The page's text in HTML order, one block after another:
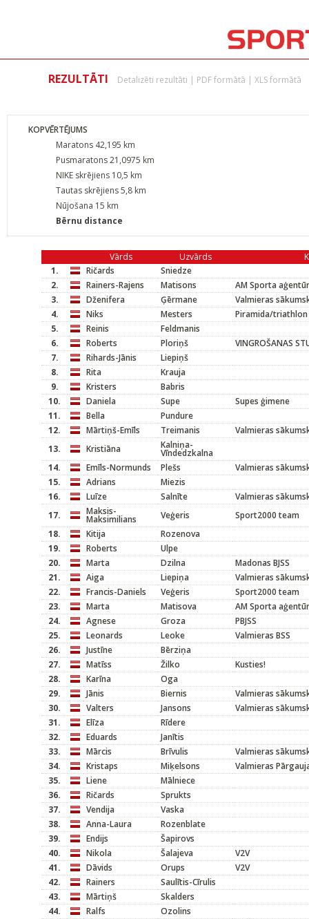
REZULTĀTI Detalizēti rezultāti | PDF formātā | XLS formātā
KOPVĒRTĒJUMS
Maratons 42,195 km
Pusmaratons 21,0975 km
NIKE skrējiens 10,5 km
Tautas skrējiens 5,8 km
Nūjošana 15 km
Bērnu distance
Vārds Uzvārds
1.
Ričards
Sniedze
2.
Rainers-Rajens Matisons
AM Sporta
3.
Dženifera Ģērmane
Valmieras
4.
Niks Mesters
Piramida/triathlon
5.
Reinis
Feldmanis
6.
Roberts Ploriņš
VINGROŠANAS
7.
Rihards-Jānis
Liepiņš
8.
Rita
Krauja
9.
Kristers
Babris
10.
Daniela Supe
Supes ģimene
11.
Bella
Pundure
12.
Mārtiņš-Emīls Treimanis
Valmieras
13.
Kristiāna Kalniņa-
Vīndedzkalna
14.
Emīls-Normunds Plešs
Valmieras
15.
Adrians
Miezis
16.
Luīze Salnīte
Valmieras
17.
Maksis-
Maksimilians Veģeris
Sport2000 team
18.
Kitija
Rozenova
19.
Roberts
Ulpe
20.
Marta Dzilna
Madonas BJSS
21.
Aiga Liepiņa
Valmieras
22.
Francis-Daniels Veģeris
Sport2000 team
23.
Marta Matisova
AM Sporta
24.
Agnese Groza
PBJSS
25.
Leonards Leoke
Valmieras BSS
26.
Justīne
Bērziņa
27.
Matīss Žilko
Kusties!
28.
Karīna
Oga
29.
Jānis Biernis
Valmieras
30.
Valters Jansons
Valmieras
31.
Elīza
Rīdere
32.
Eduards
Janītis
33.
Mārcis Brīvulis
Valmieras
34.
Kristaps Miķelsons
Valmieras
35.
Liene
Mālniece
36.
Ričards
Sprukts
37.
Vendija
Vaska
38.
Anna-Laura
Rozenblate
39.
Endijs
Šapirovs
40.
Nikola Šalajeva
V2V
41.
Dāvids Orups
V2V
42.
Rainers
Saulītis-Cīrulis
43.
Mārtiņš
Skalders
44.
Ralfs
Ozolins